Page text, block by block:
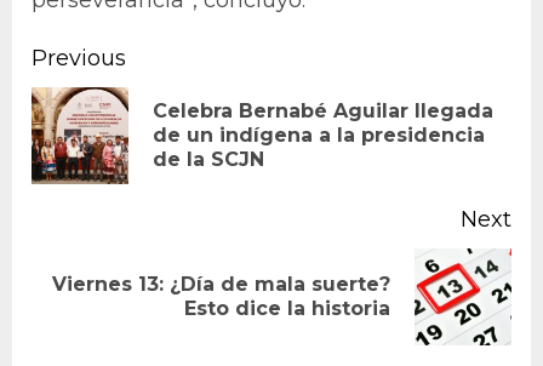
Continue
Reading
Previous
Celebra Bernabé Aguilar llegada
de un indígena a la presidencia
de la SCJN
Next
Next
Viernes 13: ¿Día de mala suerte?
Esto dice la historia